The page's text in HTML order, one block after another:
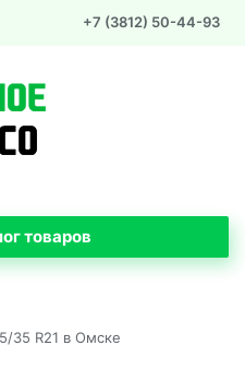
+7 (3812) 50-44-93
товаров
35 R21 в Омске